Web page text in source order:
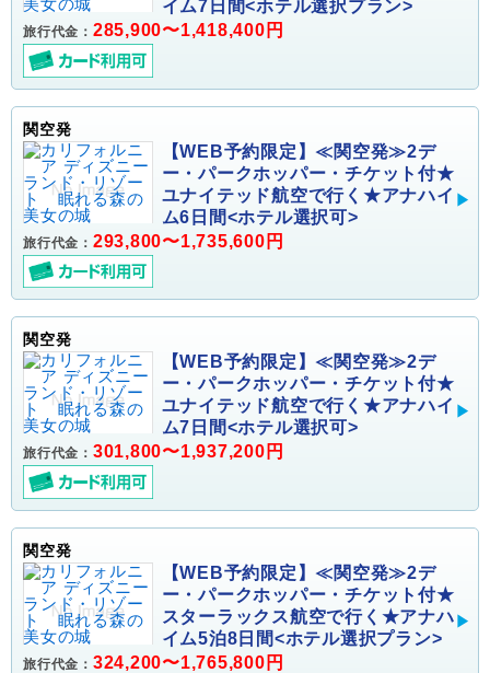
イム7日間<ホテル選択プラン>
旅行代金： 285,900〜1,418,400円
関空発
【WEB予約限定】≪関空発≫2デ
ー・パークホッパー・チケット付★
ユナイテッド航空で行く★アナハイ
ム6日間<ホテル選択可>
旅行代金： 293,800〜1,735,600円
関空発
【WEB予約限定】≪関空発≫2デ
ー・パークホッパー・チケット付★
ユナイテッド航空で行く★アナハイ
ム7日間<ホテル選択可>
旅行代金： 301,800〜1,937,200円
関空発
【WEB予約限定】≪関空発≫2デ
ー・パークホッパー・チケット付★
スターラックス航空で行く★アナハ
イム5泊8日間<ホテル選択プラン>
旅行代金： 324,200〜1,765,800円